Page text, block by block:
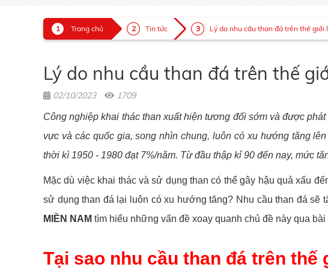
Trang chủ Tin tức Lý do nhu cầu than đá trên thế giới
Lý do nhu cầu than đá trên thế
02/10/2023 1709
Công nghiệp khai thác than xuất hiện tương đối sớm và được
vực và các quốc gia, song nhìn chung, luôn có xu hướng tăng
thời kì 1950 - 1980 đạt 7%/năm. Từ đầu thập kỉ 90 đến nay, mức
Mặc dù việc khai thác và sử dụng than có thể gây hậu quả xấu
sử dụng than đá lại luôn có xu hướng tăng? Nhu cầu than đá sẽ
MIỀN NAM tìm hiểu những vấn đề xoay quanh chủ đề này qua
Tại sao nhu cầu than đá trên